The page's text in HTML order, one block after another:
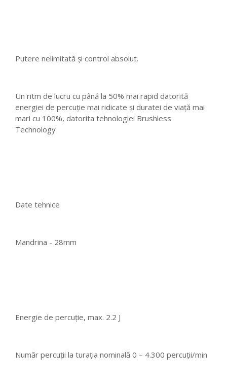
Putere nelimitată şi control absolut.
Un ritm de lucru cu până la 50% mai rapid datorită
energiei de percuţie mai ridicate şi duratei de viaţă mai
mari cu 100%, datorita tehnologiei Brushless
Technology
Date tehnice
Mandrina - 28mm
Energie de percuţie, max. 2.2 J
Număr percuţii la turaţia nominală 0 – 4.300 percuţii/min